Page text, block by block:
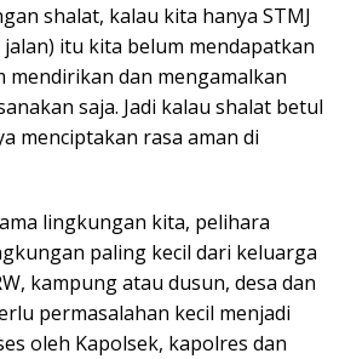
shalat, kalau kita hanya STMJ
itu kita belum mendapatkan
mendirikan dan mengamalkan
saja. Jadi kalau shalat betul
menciptakan rasa aman di
lingkungan kita, pelihara
paling kecil dari keluarga
kampung atau dusun, desa dan
permasalahan kecil menjadi
oleh Kapolsek, kapolres dan